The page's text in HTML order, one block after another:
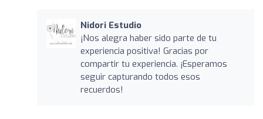
Nidori Estudio
¡Nos alegra haber sido parte de tu
experiencia positiva! Gracias por
compartir tu experiencia. ¡Esperamos
seguir capturando todos esos
recuerdos!